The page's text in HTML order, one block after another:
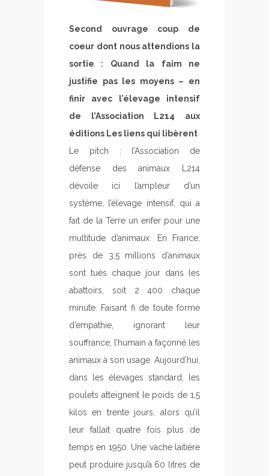
Second ouvrage coup de
coeur dont nous attendions la
sortie : Quand la faim ne
justifie pas les moyens – en
finir avec l’élevage intensif
de l’Association L214 aux
éditions Les liens qui libèrent
Le pitch : l’Association de
défense des animaux L214
dévoile ici l’ampleur d’un
système, l’élevage intensif, qui a
fait de la Terre un enfer pour une
multitude d’animaux. En France,
près de 3,5 millions d’animaux
sont tués chaque jour dans les
abattoirs, soit 2 400 chaque
minute. Faisant fi de toute forme
d’empathie, ignorant leur
souffrance, l’humain a façonné les
animaux à son usage. Aujourd’hui,
dans les élevages standard, les
poulets atteignent le poids de 1,5
kilos en trente jours, alors qu’il
leur fallait quatre fois plus de
temps en 1950. Une vache laitière
peut produire jusqu’à 60 litres de